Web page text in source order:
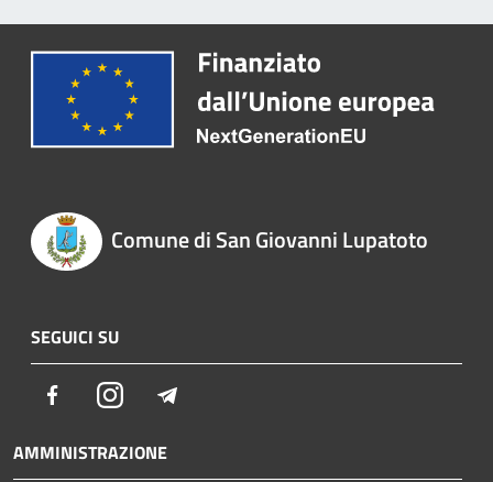
Comune di San Giovanni Lupatoto
SEGUICI SU
FacebookInstagram
AMMINISTRAZIONE